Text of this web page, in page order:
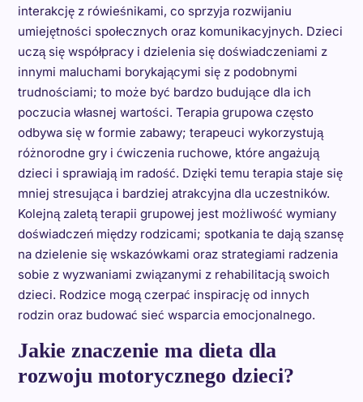
interakcję z rówieśnikami, co sprzyja rozwijaniu
umiejętności społecznych oraz komunikacyjnych. Dzieci
uczą się współpracy i dzielenia się doświadczeniami z
innymi maluchami borykającymi się z podobnymi
trudnościami; to może być bardzo budujące dla ich
poczucia własnej wartości. Terapia grupowa często
odbywa się w formie zabawy; terapeuci wykorzystują
różnorodne gry i ćwiczenia ruchowe, które angażują
dzieci i sprawiają im radość. Dzięki temu terapia staje się
mniej stresująca i bardziej atrakcyjna dla uczestników.
Kolejną zaletą terapii grupowej jest możliwość wymiany
doświadczeń między rodzicami; spotkania te dają szansę
na dzielenie się wskazówkami oraz strategiami radzenia
sobie z wyzwaniami związanymi z rehabilitacją swoich
dzieci. Rodzice mogą czerpać inspirację od innych
rodzin oraz budować sieć wsparcia emocjonalnego.
Jakie znaczenie ma dieta dla
rozwoju motorycznego dzieci?